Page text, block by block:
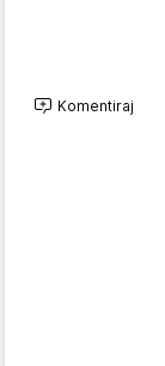
Komentiraj